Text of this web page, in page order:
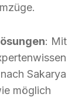
: Mit
Sakarya
möglich